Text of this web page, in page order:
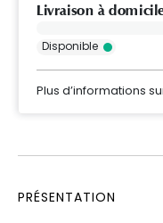
Livraison à
Disponible
Plus d’informations
PRÉSENTATION